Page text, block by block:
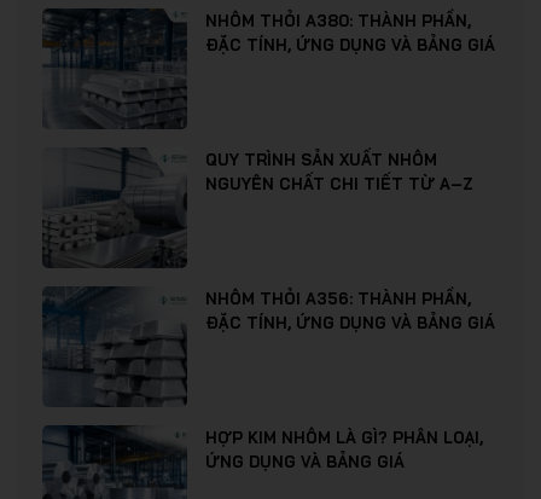
NHÔM THỎI A380: THÀNH PHẦN,
ĐẶC TÍNH, ỨNG DỤNG VÀ BẢNG GIÁ
QUY TRÌNH SẢN XUẤT NHÔM
NGUYÊN CHẤT CHI TIẾT TỪ A–Z
NHÔM THỎI A356: THÀNH PHẦN,
ĐẶC TÍNH, ỨNG DỤNG VÀ BẢNG GIÁ
HỢP KIM NHÔM LÀ GÌ? PHÂN LOẠI,
ỨNG DỤNG VÀ BẢNG GIÁ